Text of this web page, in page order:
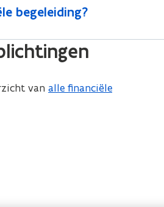
begeleiding?
vanalle financiële